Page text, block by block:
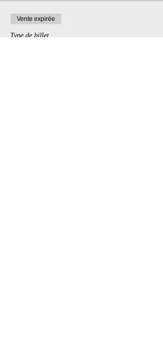
Vente expirée
Type de billet